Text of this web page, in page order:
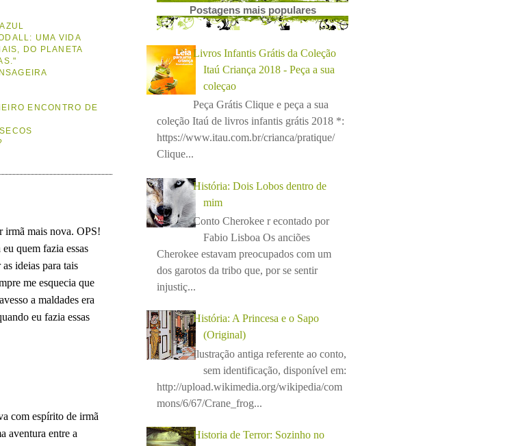
UMA VIDA
DO PLANETA
ENCONTRO DE
irmã mais nova. OPS!
quem fazia essas
ideias para tais
me esquecia que
a maldades era
eu fazia essas
com espírito de irmã
aventura entre a
Postagens mais populares
Livros Infantis Grátis da Coleção
Itaú Criança 2018 - Peça a sua
coleçao
Peça Grátis Clique e peça a sua
coleção Itaú de livros infantis grátis 2018 *:
https://www.itau.com.br/crianca/pratique/
Clique...
História: Dois Lobos dentro de
mim
Conto Cherokee r econtado por
Fabio Lisboa Os anciões
Cherokee estavam preocupados com um
dos garotos da tribo que, por se sentir
injustiç...
História: A Princesa e o Sapo
(Original)
Ilustração antiga referente ao conto,
sem identificação, disponível em:
http://upload.wikimedia.org/wikipedia/com
mons/6/67/Crane_frog...
Historia de Terror: Sozinho no